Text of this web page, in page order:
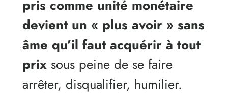
pris comme unité monétaire
devient un « plus avoir » sans
âme qu’il faut acquérir à tout
prixsous peine de se faire
arrêter, disqualifier, humilier.